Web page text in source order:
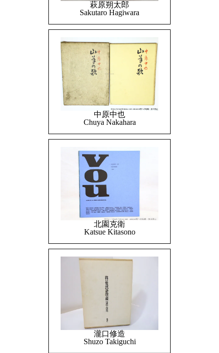
萩原朔太郎
Sakutaro Hagiwara
中原中也
Chuya Nakahara
北園克衛
Katsue Kitasono
瀧口修造
Shuzo Takiguchi